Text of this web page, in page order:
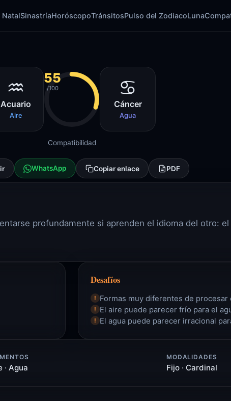
NatalSinastríaHoróscopoTránsitosPulso del ZodiacoLuna
♒
Acuario
Aire
55
/100 ♋
Cáncer
Agua
Compatibilidad
WhatsApp Copiar enlace PDF
profundamente si aprenden el idioma del otro:
Desafíos
! Formas muy diferentes de procesar
! El aire puede parecer frío para el
! El agua puede parecer irracional
· Agua
MODALIDADES
Fijo · Cardinal